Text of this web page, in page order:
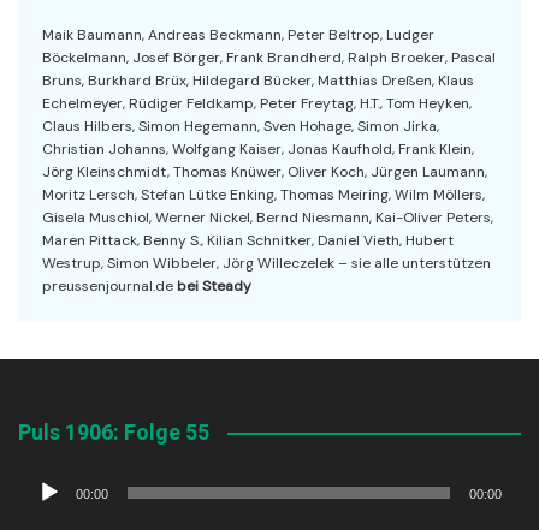
Maik Baumann, Andreas Beckmann, Peter Beltrop, Ludger
Böckelmann, Josef Börger, Frank Brandherd, Ralph Broeker, Pascal
Bruns, Burkhard Brüx, Hildegard Bücker, Matthias Dreßen, Klaus
Echelmeyer, Rüdiger Feldkamp, Peter Freytag, H.T., Tom Heyken,
Claus Hilbers, Simon Hegemann, Sven Hohage, Simon Jirka,
Christian Johanns, Wolfgang Kaiser, Jonas Kaufhold, Frank Klein,
Jörg Kleinschmidt, Thomas Knüwer, Oliver Koch, Jürgen Laumann,
Moritz Lersch, Stefan Lütke Enking, Thomas Meiring, Wilm Möllers,
Gisela Muschiol, Werner Nickel, Bernd Niesmann, Kai-Oliver Peters,
Maren Pittack, Benny S., Kilian Schnitker, Daniel Vieth, Hubert
Westrup, Simon Wibbeler, Jörg Willeczelek – sie alle unterstützen
preussenjournal.de bei Steady
Puls 1906: Folge 55
Audio-
00:00 00:00